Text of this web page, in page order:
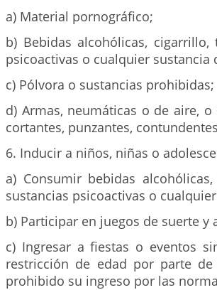
a) Material pornográfico;
b) Bebidas alcohólicas,
psicoactivas o cualquier sustancia
c) Pólvora o sustancias prohibidas;
d) Armas, neumáticas o de aire,
cortantes, punzantes,
6. Inducir a niños, niñas o
a) Consumir bebidas
sustancias psicoactivas o
b) Participar en juegos de suerte y
c) Ingresar a fiestas o eventos
restricción de edad por parte
prohibido su ingreso por las